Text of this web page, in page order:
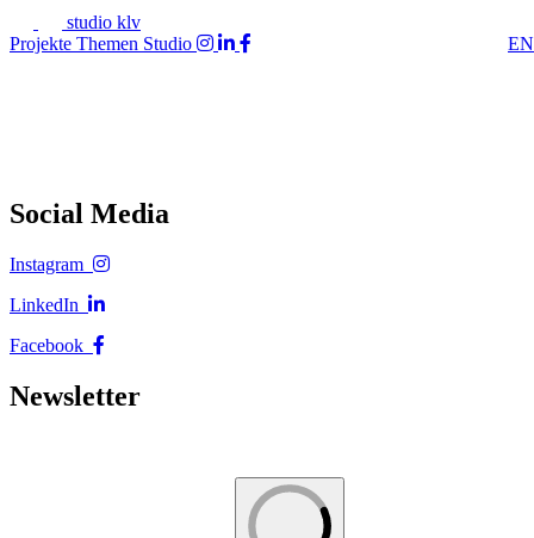
studio klv
Projekte Themen Studio EN
Social Media
Instagram
LinkedIn
Facebook
Newsletter